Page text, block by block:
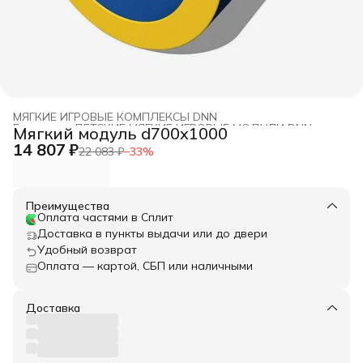
МЯГКИЕ ИГРОВЫЕ КОМПЛЕКСЫ DNN
ДЕТСКИЕ МЯГКИЕ ИГРОВЫЕ МОДУЛИ DNN
Главная ›
Мягкий модуль d700x1000
14 807 ₽22 083 ₽−33%
Преимущества
Оплата частями в Сплит
Доставка в пункты выдачи или до двери
Удобный возврат
Оплата — картой, СБП или наличными
Доставка